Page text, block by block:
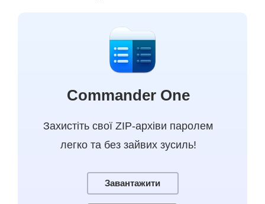
Commander One
Захистіть свої ZIP-архіви паролем
легко та без зайвих зусиль!
Завантажити